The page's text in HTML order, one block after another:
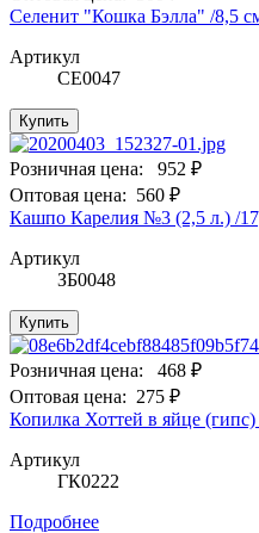
Селенит "Кошка Бэлла" /8,5
Артикул
СЕ0047
Купить
Розничная цена:
952 ₽
Оптовая цена: 560 ₽
Кашпо Карелия №3 (2,5 л.) /
Артикул
ЗБ0048
Купить
Розничная цена:
468 ₽
Оптовая цена: 275 ₽
Копилка Хоттей в яйце
Артикул
ГК0222
Подробнее